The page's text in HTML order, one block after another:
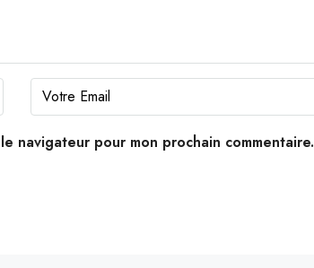
navigateur pour mon prochain commentaire.